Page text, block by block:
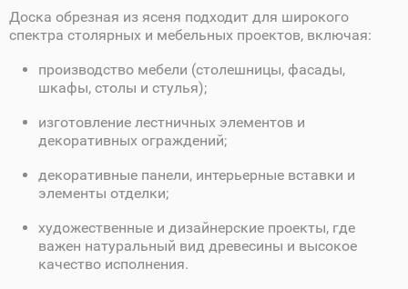
Доска обрезная из ясеня подходит для широкого
спектра столярных и мебельных проектов, включая:
производство мебели (столешницы, фасады,
шкафы, столы и стулья);
изготовление лестничных элементов и
декоративных ограждений;
декоративные панели, интерьерные вставки и
элементы отделки;
художественные и дизайнерские проекты, где
важен натуральный вид древесины и высокое
качество исполнения.